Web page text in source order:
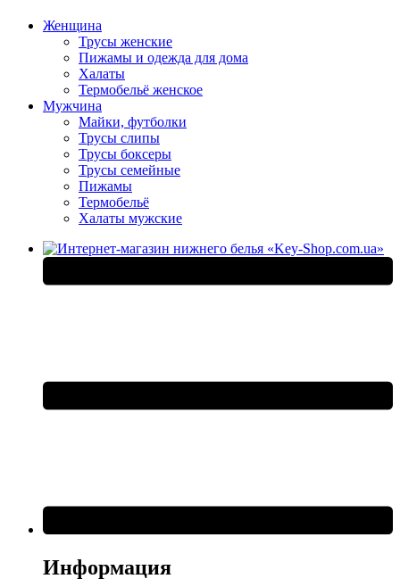
Женщина
Трусы женские
Пижамы и одежда для дома
Халаты
Термобельё женское
Мужчина
Майки, футболки
Трусы слипы
Трусы боксеры
Трусы семейные
Пижамы
Термобельё
Халаты мужские
Информация